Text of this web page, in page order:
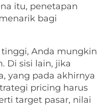
itu, penetapan
bagi
Anda mungkin
Di sisi lain, jika
yang pada akhirnya
pricing harus
target pasar, nilai